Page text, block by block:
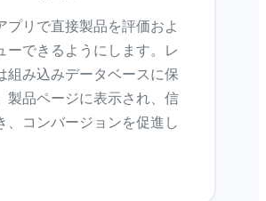
プリで直接製品を評価およ
ーできるようにします。レ
組み込みデータベースに保
製品ページに表示され、信
、コンバージョンを促進し